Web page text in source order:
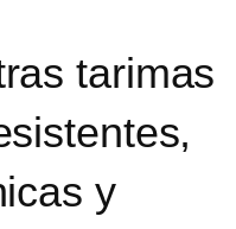
tarimas
y